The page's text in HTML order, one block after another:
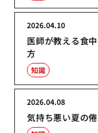
医師が教える食
方
2026.04.10
知識
気持ち悪い夏の
2026.04.08